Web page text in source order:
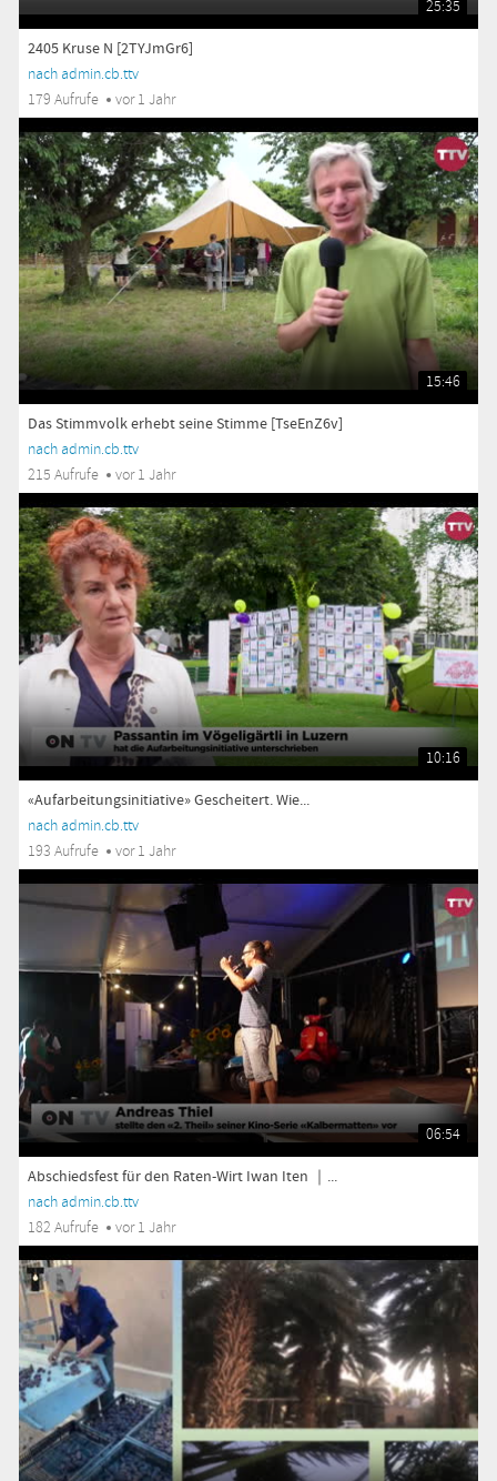
25:35
2405 Kruse N [2TYJmGr6]
nach admin.cb.ttv
179 Aufrufe
vor 1 Jahr
15:46
Das Stimmvolk erhebt seine Stimme [TseEnZ6v]
nach admin.cb.ttv
215 Aufrufe
vor 1 Jahr
10:16
«Aufarbeitungsinitiative» Gescheitert. Wie...
nach admin.cb.ttv
193 Aufrufe
vor 1 Jahr
06:54
Abschiedsfest für den Raten-Wirt Iwan Iten ｜...
nach admin.cb.ttv
182 Aufrufe
vor 1 Jahr